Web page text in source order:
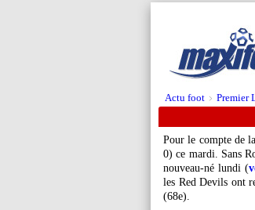
Actu foot > Premier
Pour le compte de
0) ce mardi. Sans
nouveau-né lundi (
les Red Devils ont
(68e).